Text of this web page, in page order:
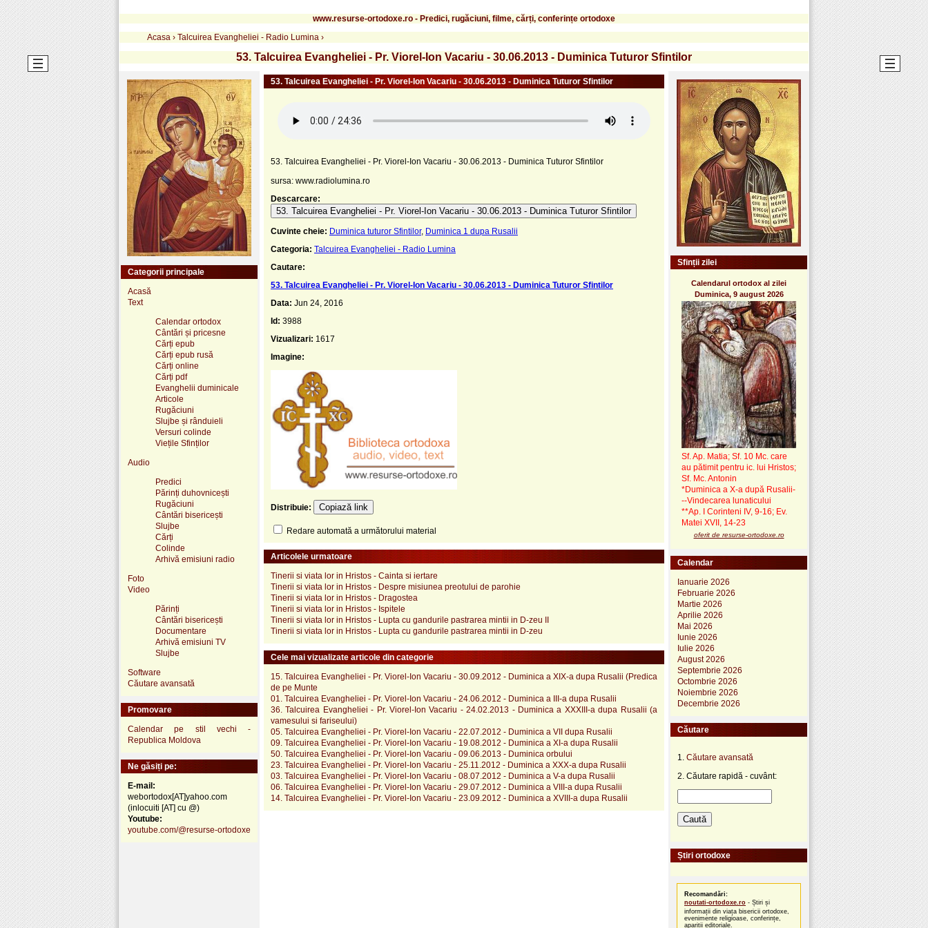
www.resurse-ortodoxe.ro - Predici, rugăciuni, filme, cărți, conferințe ortodoxe
Acasa › Talcuirea Evangheliei - Radio Lumina ›
53. Talcuirea Evangheliei - Pr. Viorel-Ion Vacariu - 30.06.2013 - Duminica Tuturor Sfintilor
53. Talcuirea Evangheliei - Pr. Viorel-Ion Vacariu - 30.06.2013 - Duminica Tuturor Sfintilor
53. Talcuirea Evangheliei - Pr. Viorel-Ion Vacariu - 30.06.2013 - Duminica Tuturor Sfintilor
sursa: www.radiolumina.ro
Descarcare:
53. Talcuirea Evangheliei - Pr. Viorel-Ion Vacariu - 30.06.2013 - Duminica Tuturor Sfintilor
Cuvinte cheie: Duminica tuturor Sfintilor, Duminica 1 dupa Rusalii
Categoria: Talcuirea Evangheliei - Radio Lumina
Cautare:
53. Talcuirea Evangheliei - Pr. Viorel-Ion Vacariu - 30.06.2013 - Duminica Tuturor Sfintilor
Data: Jun 24, 2016
Id: 3988
Vizualizari: 1617
Imagine:
Distribuie: Copiază link
Redare automată a următorului material
Articolele urmatoare
Tinerii si viata lor in Hristos - Cainta si iertare
Tinerii si viata lor in Hristos - Despre misiunea preotului de parohie
Tinerii si viata lor in Hristos - Dragostea
Tinerii si viata lor in Hristos - Ispitele
Tinerii si viata lor in Hristos - Lupta cu gandurile pastrarea mintii in D-zeu II
Tinerii si viata lor in Hristos - Lupta cu gandurile pastrarea mintii in D-zeu
Cele mai vizualizate articole din categorie
15. Talcuirea Evangheliei - Pr. Viorel-Ion Vacariu - 30.09.2012 - Duminica a XIX-a dupa Rusalii (Predica
de pe Munte
01. Talcuirea Evangheliei - Pr. Viorel-Ion Vacariu - 24.06.2012 - Duminica a III-a dupa Rusalii
36. Talcuirea Evangheliei - Pr. Viorel-Ion Vacariu - 24.02.2013 - Duminica a XXXIII-a dupa Rusalii (a
vamesului si fariseului)
05. Talcuirea Evangheliei - Pr. Viorel-Ion Vacariu - 22.07.2012 - Duminica a VII dupa Rusalii
09. Talcuirea Evangheliei - Pr. Viorel-Ion Vacariu - 19.08.2012 - Duminica a XI-a dupa Rusalii
50. Talcuirea Evangheliei - Pr. Viorel-Ion Vacariu - 09.06.2013 - Duminica orbului
23. Talcuirea Evangheliei - Pr. Viorel-Ion Vacariu - 25.11.2012 - Duminica a XXX-a dupa Rusalii
03. Talcuirea Evangheliei - Pr. Viorel-Ion Vacariu - 08.07.2012 - Duminica a V-a dupa Rusalii
06. Talcuirea Evangheliei - Pr. Viorel-Ion Vacariu - 29.07.2012 - Duminica a VIII-a dupa Rusalii
14. Talcuirea Evangheliei - Pr. Viorel-Ion Vacariu - 23.09.2012 - Duminica a XVIII-a dupa Rusalii
Categorii principale
Acasă
Text
Calendar ortodox
Cântări și pricesne
Cărți epub
Cărți epub rusă
Cărți online
Cărți pdf
Evanghelii duminicale
Articole
Rugăciuni
Slujbe și rânduieli
Versuri colinde
Viețile Sfinților
Audio
Predici
Părinți duhovnicești
Rugăciuni
Cântări bisericești
Slujbe
Cărți
Colinde
Arhivă emisiuni radio
Foto
Video
Părinți
Cântări bisericești
Documentare
Arhivă emisiuni TV
Slujbe
Software
Căutare avansată
Promovare
Calendar pe stil vechi -
Republica Moldova
Ne găsiți pe:
E-mail:
webortodox[AT]yahoo.com
(inlocuiti [AT] cu @)
Youtube:
youtube.com/@resurse-ortodoxe
Sfinții zilei
Calendarul ortodox al zilei
Duminica, 9 august 2026
Sf. Ap. Matia; Sf. 10 Mc. care
au pătimit pentru ic. lui Hristos;
Sf. Mc. Antonin
*Duminica a X-a după Rusalii-
--Vindecarea lunaticului
**Ap. I Corinteni IV, 9-16; Ev.
Matei XVII, 14-23
oferit de resurse-ortodoxe.ro
Calendar
Ianuarie 2026
Februarie 2026
Martie 2026
Aprilie 2026
Mai 2026
Iunie 2026
Iulie 2026
August 2026
Septembrie 2026
Octombrie 2026
Noiembrie 2026
Decembrie 2026
Căutare
1. Căutare avansată
2. Căutare rapidă - cuvânt:
Știri ortodoxe
Recomandări:
noutati-ortodoxe.ro - Știri și
informații din viața bisericii ortodoxe,
evenimente religioase, conferințe,
apariții editoriale.